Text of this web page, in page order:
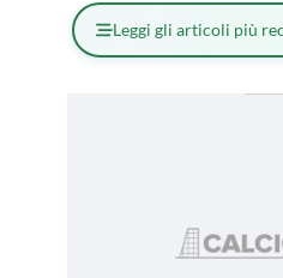
Leggi gli articoli più